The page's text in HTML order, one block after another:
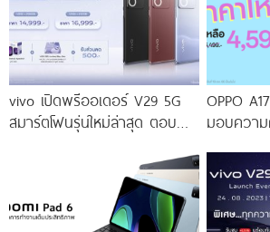
vivo เปิดพรีออเดอร์ V29 5G
สมาร์ตโฟนรุ่นใหม่ล่าสุด ตอบ
ราคาเริ่มต้นเพียง 14,999 บาท
จัดเต็มกับโปรโมชันพิเศษก่อนใคร
OPPO
มอบความ
ราคาใหม่
เท่านั้น!